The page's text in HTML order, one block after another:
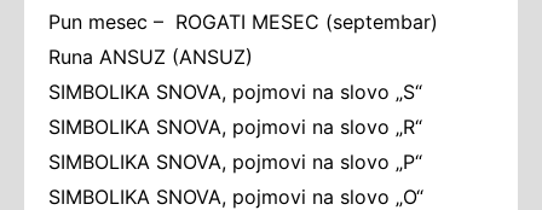
Pun mesec – ROGATI MESEC (septembar)
Runa ANSUZ (ANSUZ)
SIMBOLIKA SNOVA, pojmovi na slovo „S“
SIMBOLIKA SNOVA, pojmovi na slovo „R“
SIMBOLIKA SNOVA, pojmovi na slovo „P“
SIMBOLIKA SNOVA, pojmovi na slovo „O“